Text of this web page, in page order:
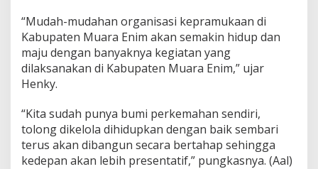
“Mudah-mudahan organisasi kepramukaan di
Kabupaten Muara Enim akan semakin hidup dan
maju dengan banyaknya kegiatan yang
dilaksanakan di Kabupaten Muara Enim,” ujar
Henky.
“Kita sudah punya bumi perkemahan sendiri,
tolong dikelola dihidupkan dengan baik sembari
terus akan dibangun secara bertahap sehingga
kedepan akan lebih presentatif,” pungkasnya. (Aal)